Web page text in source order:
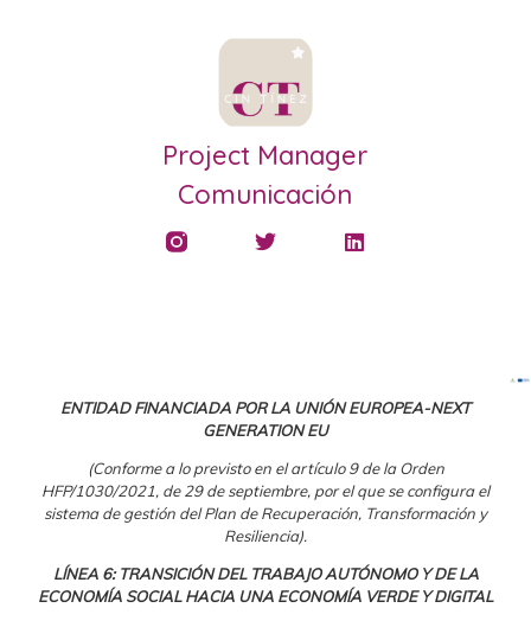
Project Manager
Comunicación
ENTIDAD FINANCIADA POR LA UNIÓN EUROPEA-NEXT
GENERATION EU
(Conforme a lo previsto en el artículo 9 de la Orden
HFP/1030/2021, de 29 de septiembre, por el que se configura el
sistema de gestión del Plan de Recuperación, Transformación y
Resiliencia).
LÍNEA 6: TRANSICIÓN DEL TRABAJO AUTÓNOMO Y DE LA
ECONOMÍA SOCIAL HACIA UNA ECONOMÍA VERDE Y DIGITAL